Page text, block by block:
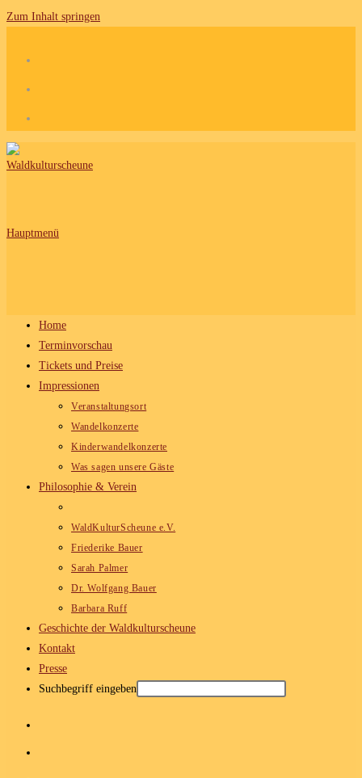
Zum Inhalt springen
Hauptmenü
Home
Terminvorschau
Tickets und Preise
Impressionen
Veranstaltungsort
Wandelkonzerte
Kinderwandelkonzerte
Was sagen unsere Gäste
Philosophie & Verein
WaldKulturScheune e.V.
Friederike Bauer
Sarah Palmer
Dr. Wolfgang Bauer
Barbara Ruff
Geschichte der Waldkulturscheune
Kontakt
Presse
Suchbegriff eingeben